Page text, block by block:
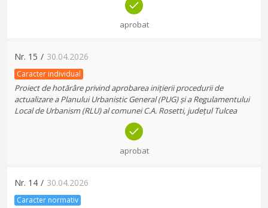
aprobat
Nr. 15 / 30.04.2026
Caracter individual
Proiect de hotărâre privind aprobarea inițierii procedurii de
actualizare a Planului Urbanistic General (PUG) și a Regulamentului
Local de Urbanism (RLU) al comunei C.A. Rosetti, județul Tulcea
aprobat
Nr. 14 / 30.04.2026
Caracter normativ